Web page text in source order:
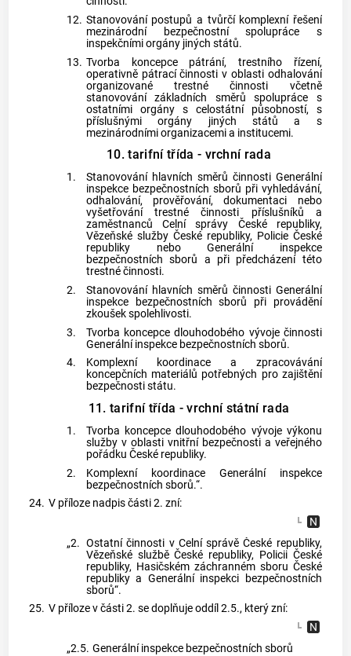
12. Stanovování postupů a tvůrčí komplexní řešení
mezinárodní bezpečnostní spolupráce s
inspekčními orgány jiných států.
13. Tvorba koncepce pátrání, trestního řízení,
operativně pátrací činnosti v oblasti odhalování
organizované trestné činnosti včetně
stanovování základních směrů spolupráce s
ostatními orgány s celostátní působností, s
příslušnými orgány jiných států a s
mezinárodními organizacemi a institucemi.
10. tarifní třída - vrchní rada
1.
Stanovování hlavních směrů činnosti Generální
inspekce bezpečnostních sborů při vyhledávání,
odhalování, prověřování, dokumentaci nebo
vyšetřování trestné činnosti příslušníků a
zaměstnanců Celní správy České republiky,
Vězeňské služby České republiky, Policie České
republiky nebo Generální inspekce
bezpečnostních sborů a při předcházení této
trestné činnosti.
2.
Stanovování hlavních směrů činnosti Generální
inspekce bezpečnostních sborů při provádění
zkoušek spolehlivosti.
3.
Tvorba koncepce dlouhodobého vývoje činnosti
Generální inspekce bezpečnostních sborů.
4.
Komplexní koordinace a zpracovávání
koncepčních materiálů potřebných pro zajištění
bezpečnosti státu.
11. tarifní třída - vrchní státní rada
1.
Tvorba koncepce dlouhodobého vývoje výkonu
služby v oblasti vnitřní bezpečnosti a veřejného
pořádku České republiky.
2.
Komplexní koordinace Generální inspekce
bezpečnostních sborů.“.
24. V příloze nadpis části 2. zní:
„2. Ostatní činnosti v Celní správě České republiky,
Vězeňské službě České republiky, Policii České
republiky, Hasičském záchranném sboru České
republiky a Generální inspekci bezpečnostních
sborů“.
25. V příloze v části 2. se doplňuje oddíl 2.5., který zní:
„2.5. Generální inspekce bezpečnostních sborů